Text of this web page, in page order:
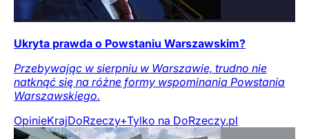
Ukryta prawda o Powstaniu Warszawskim?
Przebywając w sierpniu w Warszawie, trudno nie
natknąć się na różne formy wspominania Powstania
Warszawskiego.
OpinieKrajDoRzeczy+Tylko na DoRzeczy.pl